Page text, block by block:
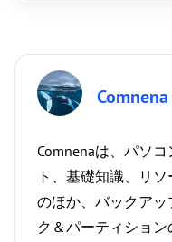
Comnena
Comnenaは、パソ
ト、基礎知識、リ
のほか、バックア
ク＆パーティショ